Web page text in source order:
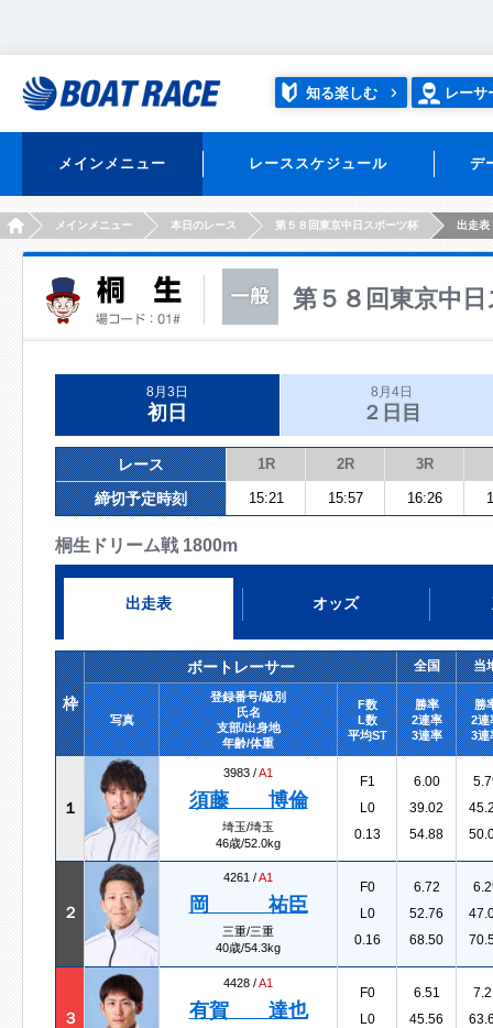
知る楽しむ レーサ
メインメニュー レーススケジュール デ
HOMEメインメニュー 本日のレース 第５８回東京中日スポーツ杯 出走表
第５８回東京中
8月3日
初日
8月4日
２日目
レース 1R 2R 3R
締切予定時刻 15:21 15:57 16:26
桐生ドリーム戦 1800m
出走表 オッズ
枠
ボートレーサー 全国 当
写真
登録番号/級別
氏名
支部/出身地
年齢/体重
F数
L数
平均ST
勝率
2連率
3連率
勝
2連
3連
１
3983 /A1
須藤 博倫
埼玉/埼玉
46歳/52.0kg
F1
L0
0.13
6.00
39.02
54.88
２
4261 /A1
岡 祐臣
三重/三重
40歳/54.3kg
F0
L0
0.16
6.72
52.76
68.50
３
4428 /A1
有賀 達也
F0
L0
6.51
45.56